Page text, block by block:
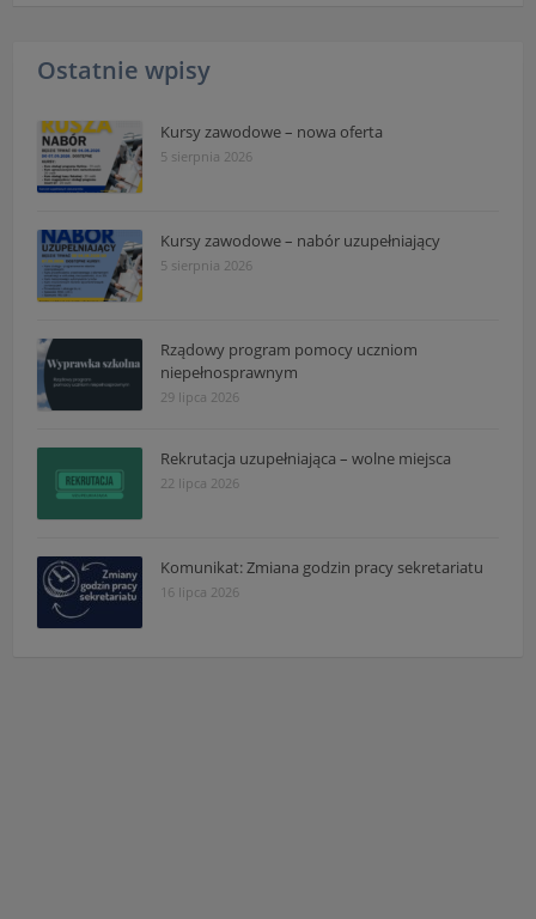
Ostatnie wpisy
Kursy zawodowe – nowa oferta
5 sierpnia 2026
Kursy zawodowe – nabór uzupełniający
5 sierpnia 2026
Rządowy program pomocy uczniom
niepełnosprawnym
29 lipca 2026
Rekrutacja uzupełniająca – wolne miejsca
22 lipca 2026
Komunikat: Zmiana godzin pracy sekretariatu
16 lipca 2026